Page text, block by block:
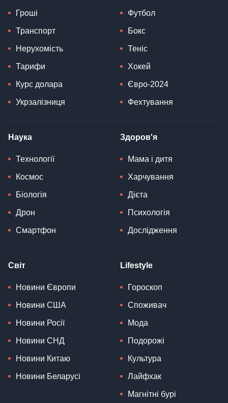
Гроші
Транспорт
Нерухомість
Тарифи
Курс долара
Укрзалізниця
Футбол
Бокс
Теніс
Хокей
Євро-2024
Фехтування
Наука
Технології
Космос
Біологія
Дрон
Смартфон
Здоров'я
Мама і дитя
Харчування
Дієта
Психологія
Дослідження
Світ
Новини Європи
Новини США
Новини Росії
Новини СНД
Новини Китаю
Новини Беларусі
Lifestyle
Гороскоп
Споживач
Мода
Подорожі
Культура
Лайфхак
Магнітні бурі